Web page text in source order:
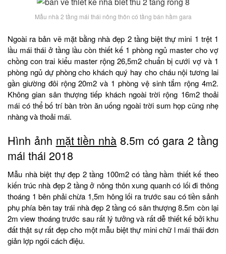
Mẫu nhà 2 tầng mái thái nông thôn có tầng bán hầm gara
Ngoài ra bản vẽ mặt bằng nhà đẹp 2 tầng biệt thự mini 1 trệt 1
lầu mái thái ở tầng lầu còn thiết kế 1 phòng ngủ master cho vợ
chồng con trai kiểu master rộng 26,5m2 chuẩn bị cưới vợ và 1
phòng ngủ dự phòng cho khách quý hay cho cháu nội tương lai
gần giường đôi rộng 20m2 và 1 phòng vệ sinh tắm rộng 4m2.
Không gian sân thượng tiếp khách ngoài trời rộng 16m2 thoải
mái có thể bố trí bàn tròn ăn uống ngoài trời sum họp cũng nhẹ
nhàng và thoải mái.
Hình ảnh mặt tiền nhà 8.5m có gara 2 tầng
mái thái 2018
Mẫu nhà biệt thự đẹp 2 tầng 100m2 có tầng hầm thiết kế theo
kiến trúc nhà đẹp 2 tầng ở nông thôn xung quanh có lối đi thông
thoáng 1 bên phải chừa 1,5m hông lối ra trước sau có tiền sảnh
phụ phía bên tay trái nhà đẹp 2 tầng có sân thượng 8.5m còn lại
2m view thoáng trước sau rất lý tưởng và rất dễ thiết kế bởi khu
đất thật sự rất đẹp cho một mẫu biệt thự mini chữ l mái thái đơn
giản lợp ngói cách điệu.